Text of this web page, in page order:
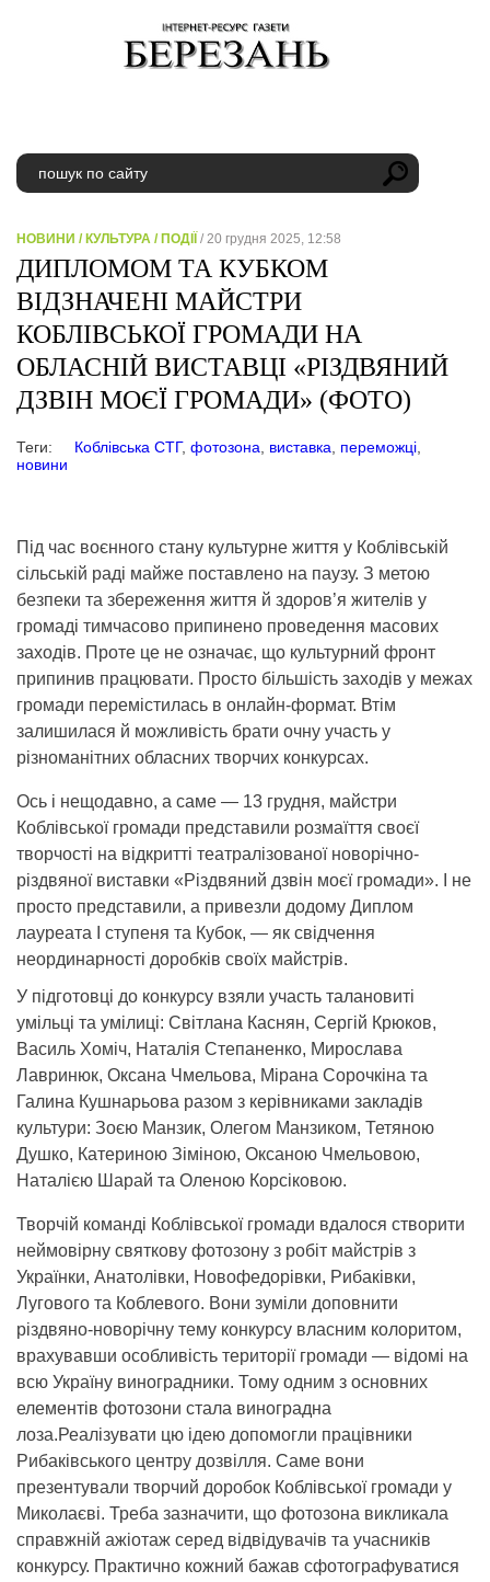
НОВИНИ / КУЛЬТУРА / ПОДІЇ / 20 грудня 2025, 12:58
ДИПЛОМОМ ТА КУБКОМ
ВІДЗНАЧЕНІ МАЙСТРИ
КОБЛІВСЬКОЇ ГРОМАДИ НА
ОБЛАСНІЙ ВИСТАВЦІ «РІЗДВЯНИЙ
ДЗВІН МОЄЇ ГРОМАДИ» (ФОТО)
Теги: Коблівська СТГ, фотозона виставка переможці
новини
Під час воєнного стану культурне життя у Коблівській
сільській раді майже поставлено на паузу. З метою
безпеки та збереження життя й здоров’я жителів у
громаді тимчасово припинено проведення масових
заходів. Проте це не означає, що культурний фронт
припинив працювати. Просто більшість заходів у межах
громади перемістилась в онлайн-формат. Втім
залишилася й можливість брати очну участь у
різноманітних обласних творчих конкурсах.
Ось і нещодавно, а саме — 13 грудня, майстри
Коблівської громади представили розмаїття своєї
творчості на відкритті театралізованої новорічно-
різдвяної виставки «Різдвяний дзвін моєї громади». І не
просто представили, а привезли додому Диплом
лауреата І ступеня та Кубок, — як свідчення
неординарності доробків своїх майстрів.
У підготовці до конкурсу взяли участь талановиті
умільці та умілиці: Світлана Каснян, Сергій Крюков,
Василь Хоміч, Наталія Степаненко, Мирослава
Лавринюк, Оксана Чмельова, Мірана Сорочкіна та
Галина Кушнарьова разом з керівниками закладів
культури: Зоєю Манзик, Олегом Манзиком, Тетяною
Душко, Катериною Зіміною, Оксаною Чмельовою,
Наталією Шарай та Оленою Корсіковою.
Творчій команді Коблівської громади вдалося створити
неймовірну святкову фотозону з робіт майстрів з
Українки, Анатолівки, Новофедорівки, Рибаківки,
Лугового та Коблевого. Вони зуміли доповнити
різдвяно-новорічну тему конкурсу власним колоритом,
врахувавши особливість території громади — відомі на
всю Україну виноградники. Тому одним з основних
елементів фотозони стала виноградна
лоза.Реалізувати цю ідею допомогли працівники
Рибаківського центру дозвілля. Саме вони
презентували творчий доробок Коблівської громади у
Миколаєві. Треба зазначити, що фотозона викликала
справжній ажіотаж серед відвідувачів та учасників
конкурсу. Практично кожний бажав сфотографуватися